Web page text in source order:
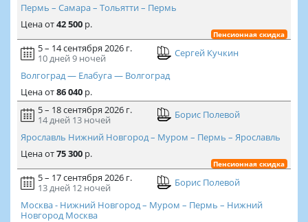
Пермь – Самара – Тольятти – Пермь
Ценаот42 500р.
Пенсионная скидка
5 – 14 сентября 2026 г.
10 дней 9 ночей
Сергей Кучкин
Волгоград — Елабуга — Волгоград
Ценаот86 040р.
5 – 18 сентября 2026 г.
14 дней 13 ночей
Борис Полевой
Ярославль Нижний Новгород – Муром – Пермь – Ярославль
Ценаот75 300р.
Пенсионная скидка
5 – 17 сентября 2026 г.
13 дней 12 ночей
Борис Полевой
Москва - Нижний Новгород – Муром – Пермь – Нижний
Новгород Москва